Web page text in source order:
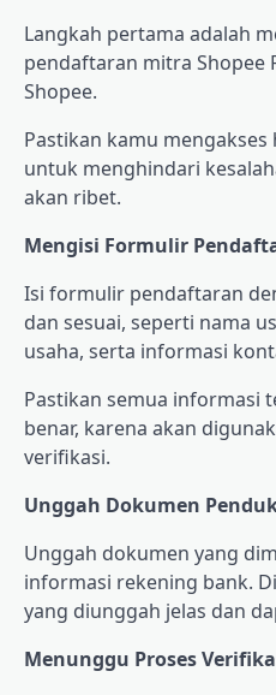
Langkah pertama adalah
pendaftaran mitra Shopee
Shopee.
Pastikan kamu
untuk menghindari
akan ribet.
Mengisi Formulir
Isi formulir pendaftaran
dan sesuai, seperti nama
usaha, serta informasi
Pastikan semua informasi
benar, karena akan
verifikasi.
Unggah Dokumen
Unggah dokumen yang
informasi rekening bank.
yang diunggah jelas dan
Menunggu Proses